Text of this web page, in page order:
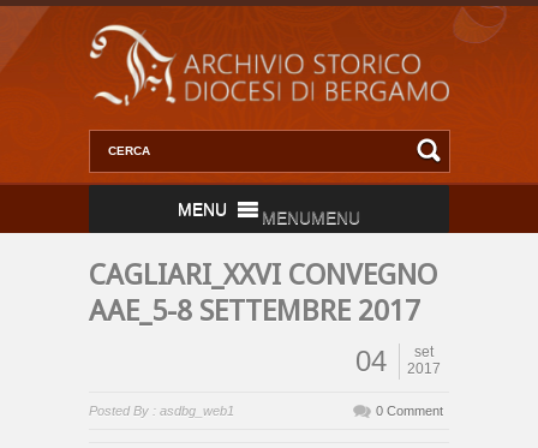
MENUMENU
CAGLIARI_XXVI CONVEGNO
AAE_5-8 SETTEMBRE 2017
04
set
2017
Posted By : asdbg_web1 0 Comment